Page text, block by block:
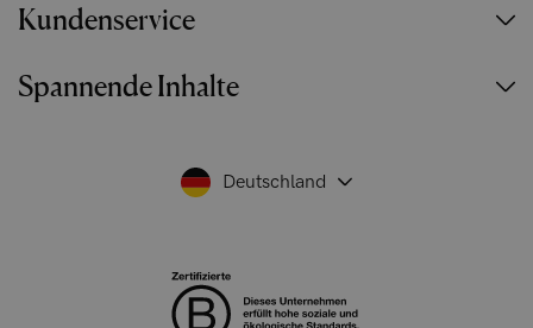
Kundenservice
Spannende Inhalte
Deutschland